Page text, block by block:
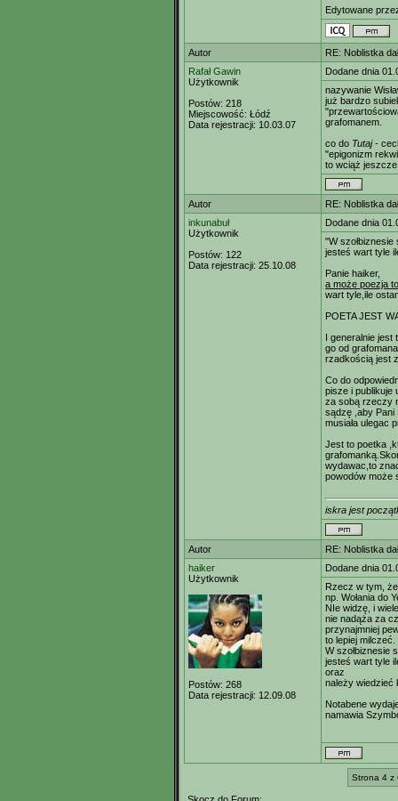
Edytowane
Autor
RE: Noblistka
Rafał Gawin
Użytkownik
Postów: 218
Miejscowość: Łódź
Data rejestracji: 10.03.07
Dodane dnia
nazywanie
już bardzo
grafomanem.
co do Tutaj-
"epigonizm
to wciąż
Autor
RE: Noblistka
inkunabuł
Użytkownik
Postów: 122
Data rejestracji: 25.10.08
Dodane dnia
"W
jesteś wart tyle
Panie haiker,
a może poezja
wart tyle,ile
POETA JEST
I generalnie jest
go od
rzadkością jest
Co do
pisze i publikuje
za sobą rzeczy
sądzę ,aby Pani
musiała ulegac
Jest to poetka
wydawac,to
powodów może
iskra jest
Autor
RE: Noblistka
haiker
Użytkownik
Postów: 268
Data rejestracji: 12.09.08
Dodane dnia
Rzecz w tym,
np. Wołania do
NIe widzę, i
nie nadąża za
przynajmniej
to lepiej milczeć.
W szołbiznesie
jesteś wart tyle
oraz
należy wiedzieć
Notabene
namawia
Strona 4 z